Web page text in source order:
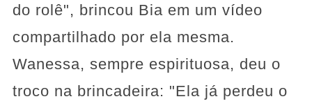
do rolê", brincou Bia em um vídeo
compartilhado por ela mesma.
Wanessa, sempre espirituosa, deu o
troco na brincadeira: "Ela já perdeu o